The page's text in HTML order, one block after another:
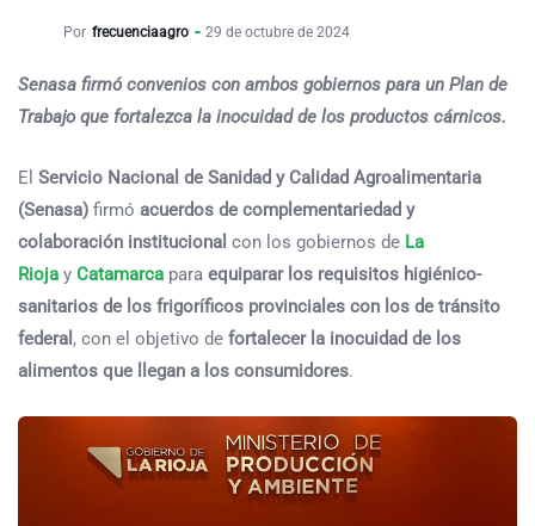
Por frecuenciaagro 29 de octubre de 2024
Senasa firmó convenios con ambos gobiernos para un Plan de
Trabajo que fortalezca la inocuidad de los productos cárnicos.
El Servicio Nacional de Sanidad y Calidad Agroalimentaria
(Senasa) firmó acuerdos de complementariedad y
colaboración institucional con los gobiernos de La
Rioja y Catamarca para equiparar los requisitos higiénico-
sanitarios de los frigoríficos provinciales con los de tránsito
federal , con el objetivo de fortalecer la inocuidad de los
alimentos que llegan a los consumidores.